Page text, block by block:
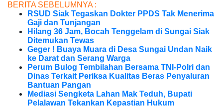
BERITA SEBELUMNYA :
RSUD Siak Tegaskan Dokter PPDS Tak Menerima
Gaji dan Tunjangan
Hilang 36 Jam, Bocah Tenggelam di Sungai Siak
Ditemukan Tewas
Geger ! Buaya Muara di Desa Sungai Undan Naik
ke Darat dan Serang Warga
Perum Bulog Tembilahan Bersama TNI-Polri dan
Dinas Terkait Periksa Kualitas Beras Penyaluran
Bantuan Pangan
Mediasi Sengketa Lahan Mak Teduh, Bupati
Pelalawan Tekankan Kepastian Hukum